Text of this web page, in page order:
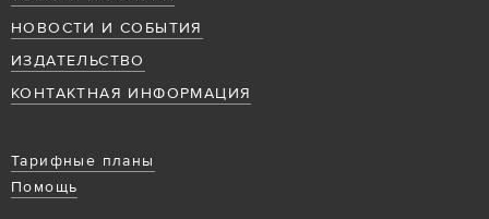
НОВОСТИ И СОБЫТИЯ
ИЗДАТЕЛЬСТВО
КОНТАКТНАЯ ИНФОРМАЦИЯ
Тарифные планы
Помощь